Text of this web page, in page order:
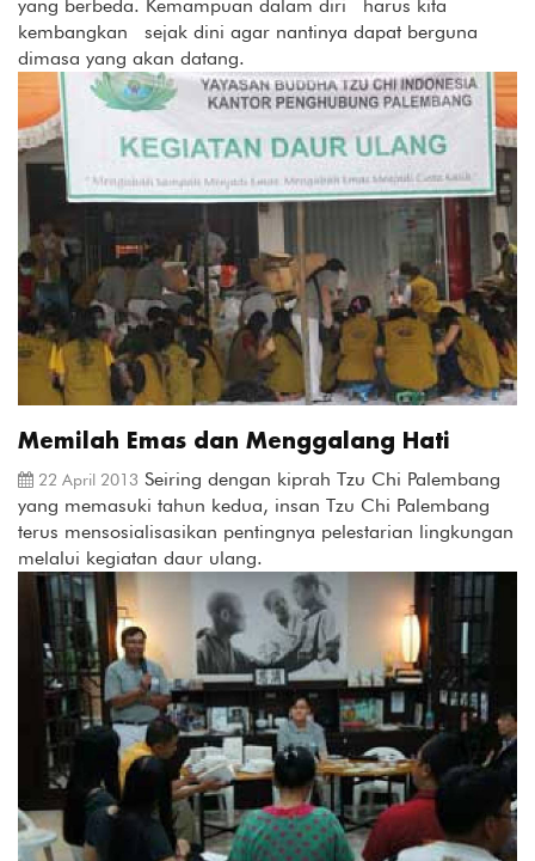
yang berbeda. Kemampuan dalam diri harus kita
kembangkan sejak dini agar nantinya dapat berguna
dimasa yang akan datang.
Memilah Emas dan Menggalang Hati
22 April 2013 Seiring dengan kiprah Tzu Chi Palembang
yang memasuki tahun kedua, insan Tzu Chi Palembang
terus mensosialisasikan pentingnya pelestarian lingkungan
melalui kegiatan daur ulang.